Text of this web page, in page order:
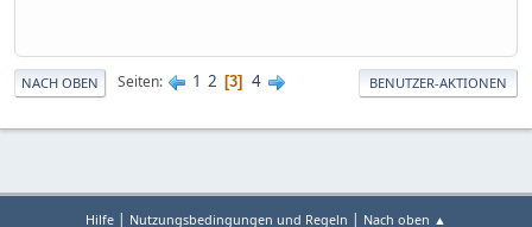
NACH OBEN Seiten 1 2 3 4 BENUTZER-AKTIONEN
Hilfe | Nutzungsbedingungen und Regeln | Nach oben ▲